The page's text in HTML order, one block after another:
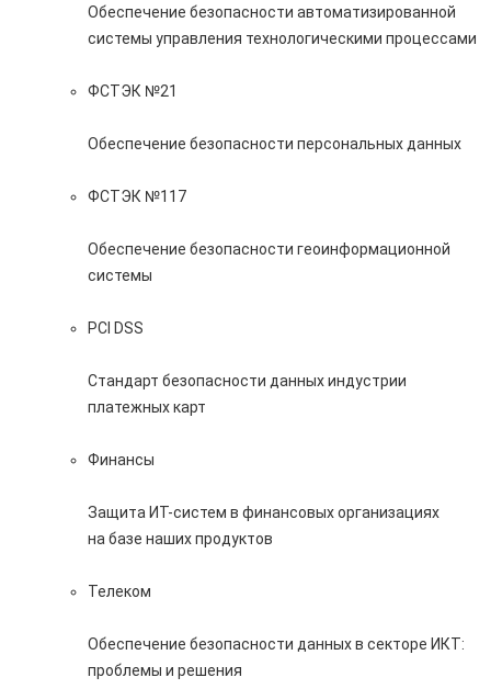
Обеспечение безопасности автоматизированной
системы управления технологическими процессами
ФСТЭК №21
Обеспечение безопасности персональных данных
ФСТЭК №117
Обеспечение безопасности геоинформационной
системы
PCI DSS
Стандарт безопасности данных индустрии
платежных карт
Финансы
Защита ИТ-систем в финансовых организациях
на базе наших продуктов
Телеком
Обеспечение безопасности данных в секторе ИКТ:
проблемы и решения